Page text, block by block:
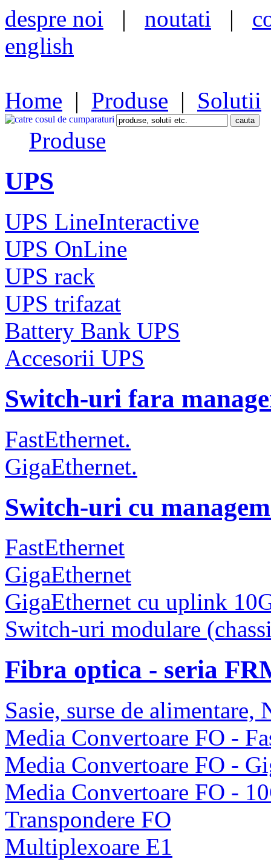
despre noi | noutati |
english
Home | Produse | Solutii
Produse
UPS
UPS LineInteractive
UPS OnLine
UPS rack
UPS trifazat
Battery Bank UPS
Accesorii UPS
Switch-uri fara
FastEthernet.
GigaEthernet.
Switch-uri cu
FastEthernet
GigaEthernet
GigaEthernet cu uplink
Switch-uri modulare
Fibra optica - seria
Sasie, surse de alimentare,
Media Convertoare FO -
Media Convertoare FO -
Media Convertoare FO -
Transpondere FO
Multiplexoare E1